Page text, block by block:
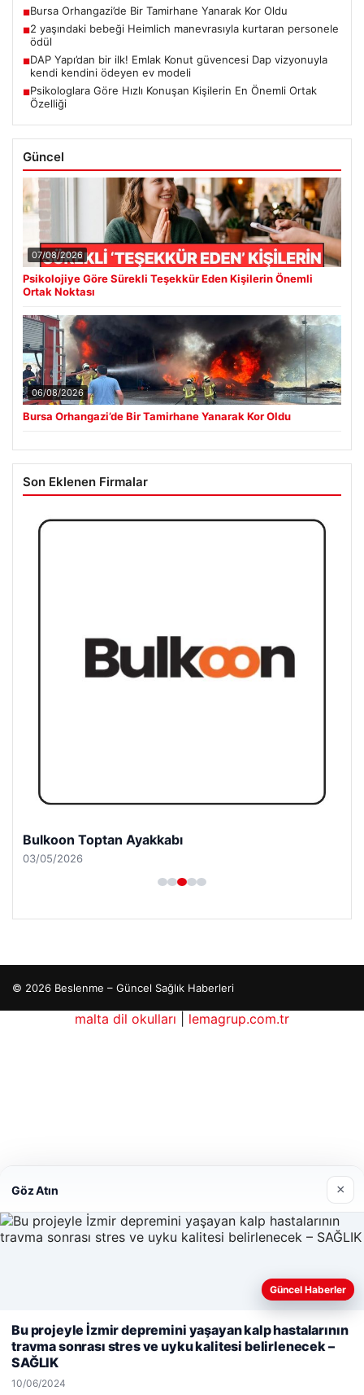
■Bursa Orhangazi’de Bir Tamirhane Yanarak Kor Oldu
■2 yaşındaki bebeği Heimlich manevrasıyla kurtaran personele
ödül
■DAP Yapı’dan bir ilk! Emlak Konut güvencesi Dap vizyonuyla
kendi kendini ödeyen ev modeli
■Psikologlara Göre Hızlı Konuşan Kişilerin En Önemli Ortak
Özelliği
Güncel
07/08/2026
Psikolojiye Göre Sürekli Teşekkür Eden Kişilerin Önemli
Ortak Noktası
06/08/2026
Bursa Orhangazi’de Bir Tamirhane Yanarak Kor Oldu
Son Eklenen Firmalar
Bulkoon Toptan Ayakkabı
03/05/2026
© 2026 Beslenme – Güncel Sağlık Haberleri
deneyiminizi kişiselleştirmek ve geliştirmek amacıyla çerezler
kullanıyoruz.Çerez Politikamız
Göz Atın ×
Güncel Haberler
Bu projeyle İzmir depremini yaşayan kalp hastalarının
travma sonrası stres ve uyku kalitesi belirlenecek –
SAĞLIK
10/06/2024
malta dil okulları
lemagrup.com.tr